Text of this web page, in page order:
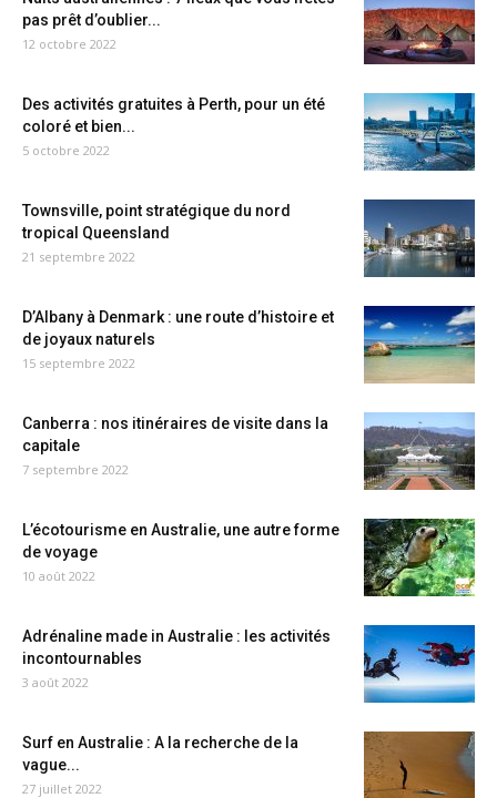
pas prêt d’oublier...
12 octobre 2022
Des activités gratuites à Perth, pour un été
coloré et bien...
5 octobre 2022
Townsville, point stratégique du nord
tropical Queensland
21 septembre 2022
D’Albany à Denmark : une route d’histoire et
de joyaux naturels
15 septembre 2022
Canberra : nos itinéraires de visite dans la
capitale
7 septembre 2022
L’écotourisme en Australie, une autre forme
de voyage
10 août 2022
Adrénaline made in Australie : les activités
incontournables
3 août 2022
Surf en Australie : A la recherche de la
vague...
27 juillet 2022